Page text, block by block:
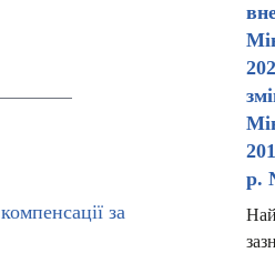
долучитися до
за пошкоджене
р.